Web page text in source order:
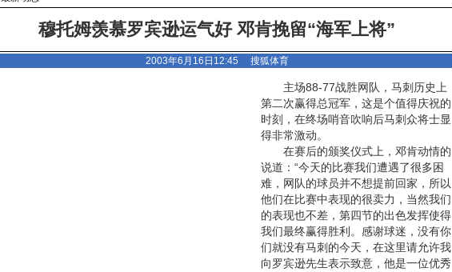
穆托姆羡慕罗宾逊运气好 邓肯挽留“海军上将”
2003年6月16日12:45 搜狐体育
主场88-77战胜网队，马刺历史上
第二次赢得总冠军，这是个值得庆祝的
时刻，在终场哨音吹响后马刺众将士显
得非常激动。
在赛后的颁奖仪式上，邓肯动情的
说道：“今天的比赛我们遭遇了很多困
难，网队的球员并不想提前回家，所以
他们在比赛中表现的很卖力，当然我们
的表现也不差，第四节的出色发挥使得
我们最终赢得胜利。感谢球迷，没有你
们就没有马刺的今天，在这里请允许我
向罗宾逊先生表示致意，他是一位优秀